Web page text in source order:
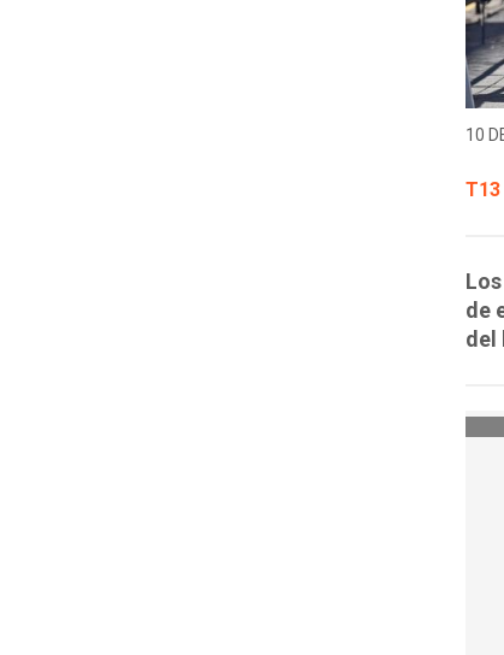
10
T13
de
del